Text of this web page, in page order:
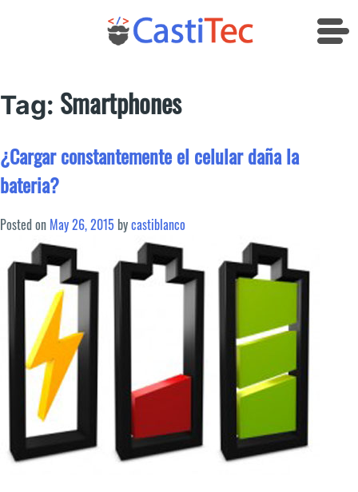
Tag: Smartphones
¿Cargar constantemente el celular daña la
bateria?
Posted on May 26, 2015 bycastiblanco